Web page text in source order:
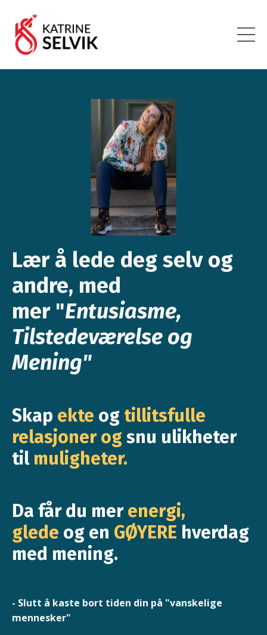
Lær å lede deg selv og
andre, med
mer"Entusiasme,
Tilstedeværelse og
Mening"
Skap ekte og tillitsfulle
relasjoner ogsnu ulikheter
til muligheter.
Da får du merenergi,
glede og en GØYERE hverdag
med mening.
- Slutt å kaste bort tiden din på "vanskelige
mennesker"